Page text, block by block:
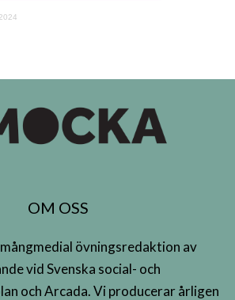
OM OSS
övningsredaktion av
vid Svenska social- och
och Arcada. Vi producerar årligen